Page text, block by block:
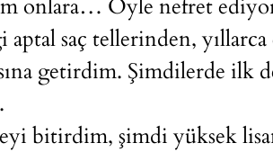
onlara… Öyle nefret
saç tellerinden, yıllarca
getirdim. Şimdilerde ilk
bitirdim, şimdi yüksek